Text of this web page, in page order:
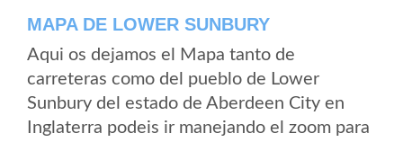
MAPA DE LOWER SUNBURY
Aqui os dejamos el Mapa tanto de
carreteras como del pueblo de Lower
Sunbury del estado de Aberdeen City en
Inglaterra podeis ir manejando el zoom para